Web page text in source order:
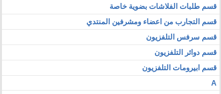
قسم طلبات الفلاشات بضوية خاصة
قسم التجارب من اعضاء ومشرفين المنتدي
قسم سرفس التلفزيون
قسم دوائر التلفزيون
قسم ابيرومات التلفزيون
A